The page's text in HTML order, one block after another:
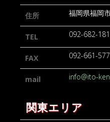
住所 福岡県福岡
TEL 092-682-
FAX 092-661-
mail info@ito-
関東エリア